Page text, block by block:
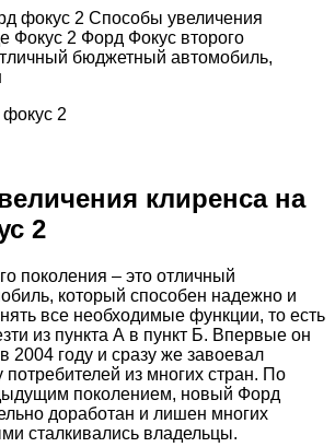
фокус 2 Способы увеличения
Фокус 2 Форд Фокус второго
бюджетный автомобиль,
2
клиренса на
2
поколения – это отличный
который способен надежно и
все необходимые функции, то есть
из пункта А в пункт Б. Впервые он
2004 году и сразу же завоевал
потребителей из многих стран. По
поколением, новый Форд
доработан и лишен многих
сталкивались владельцы.